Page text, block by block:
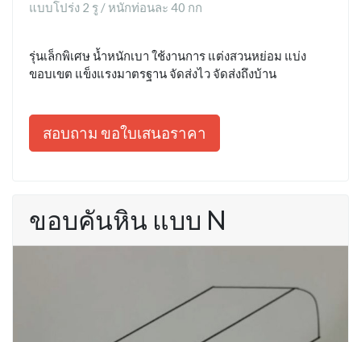
แบบโปร่ง 2 รู / หนักท่อนละ 40 กก
รุ่นเล็กพิเศษ น้ำหนักเบา ใช้งานการ แต่งสวนหย่อม แบ่ง
ขอบเขต แข็งแรงมาตรฐาน จัดส่งไว จัดส่งถึงบ้าน
สอบถาม ขอใบเสนอราคา
ขอบคันหิน แบบ N